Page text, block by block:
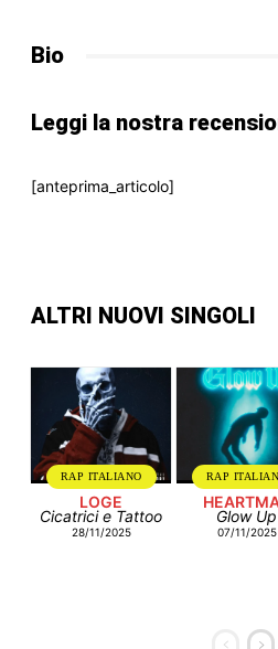
Bio
Leggi la nostra
[anteprima_articolo]
ALTRI NUOVI SINGOLI
RAP ITALIANO
LOGE
Cicatrici e Tattoo
28/11/2025
RAP
Glow Up
07/11/2025